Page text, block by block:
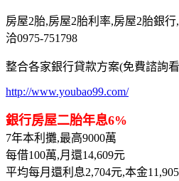
房屋2胎,房屋2胎利率,房屋2胎銀
洽0975-751798
整合各家銀行貸款方案(免費諮詢看
http://www.youbao99.com/
銀行房屋二胎年息6%
7年本利攤,最高9000萬
每借100萬,月還14,609元
平均每月還利息2,704元,本金